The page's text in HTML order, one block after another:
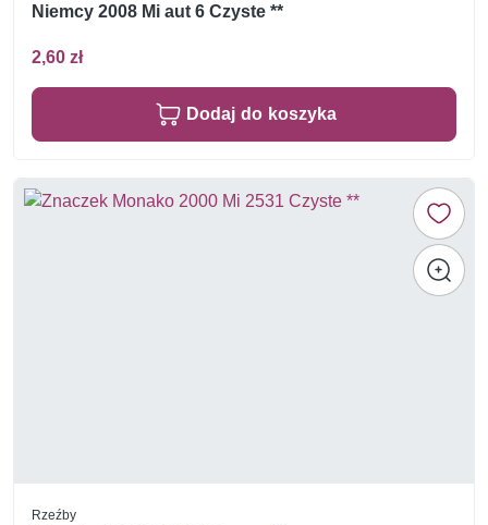
Niemcy 2008 Mi aut 6 Czyste **
2,60 zł
Dodaj do koszyka
Rzeźby